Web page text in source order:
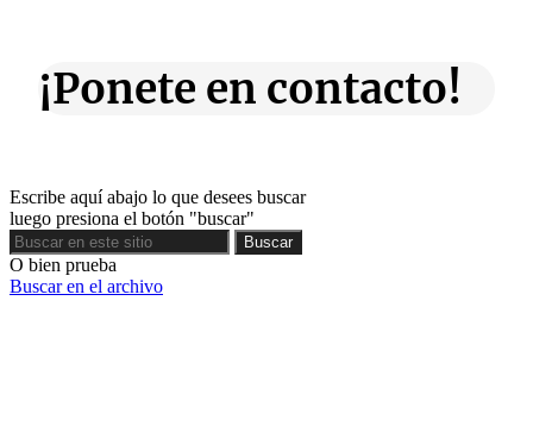
¡Ponete en contacto!
Escribe aquí abajo lo que desees buscar
luego presiona el botón "buscar"
Buscar
Buscar
O bien prueba
Buscar en el archivo